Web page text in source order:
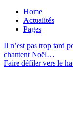
Home
Actualités
Pages
Il n’est pas trop tard
chantent Noël…
Faire défiler vers le